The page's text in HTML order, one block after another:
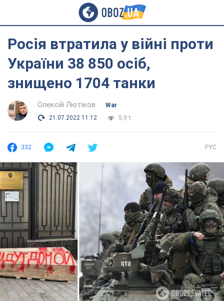
Росія втратила у війні проти
України 38 850 осіб,
знищено 1704 танки
Олексій Лютіков
War
21.07.2022 11:12
5,9 т.
332 РУС